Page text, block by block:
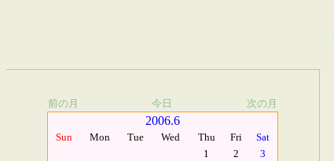
前の月 今日 次の月
2006.6
Sun Mon Tue Wed Thu Fri
Sat
1
2
3